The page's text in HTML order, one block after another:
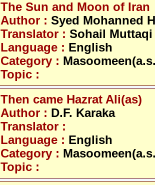
The Sun and Moon of Iran
Author : Syed Mohanned
Translator : Sohail Muttaqi
Language : English
Category :
Topic :
Then came Hazrat Ali(as)
Author : D.F. Karaka
Translator :
Language : English
Category :
Topic :